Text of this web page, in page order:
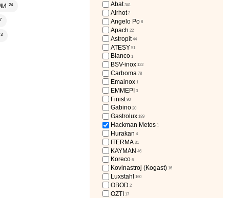
24
7
3
Abat 341
Airhot 2
Angelo Po 8
Apach 22
Astropit 44
ATESY 51
Blanco 1
BSV-inox 122
Carboma 78
Emainox 1
EMMEPI 3
Finist 90
Gabino 20
Gastrolux 189
Hackman Metos 1
Hurakan 4
ITERMA 31
KAYMAN 46
Koreco 6
Kovinastroj (Kogast) 16
Luxstahl 160
OBOD 2
OZTI 17